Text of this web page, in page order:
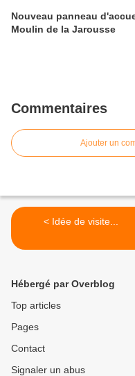
Nouveau panneau
Moulin de la Jarousse
Commentaires
Ajouter un
< Idée de visite...
Hébergé par Overblog
Top articles
Pages
Contact
Signaler un abus